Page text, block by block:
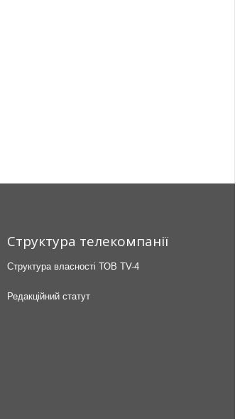
Структура телекомпанії
Структура власності ТОВ TV-4
Редакційний статут